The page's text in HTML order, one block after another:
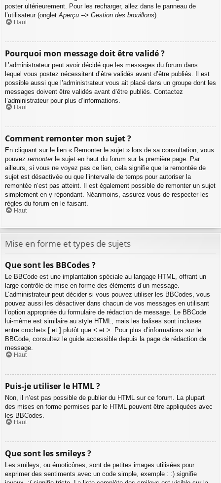
poster ultérieurement. Pour les recharger, allez dans le panneau de
l’utilisateur (ongletAperçu --> Gestion des brouillons).
Haut
Pourquoi mon message doit être validé ?
L’administrateur peut avoir décidé que les messages du forum dans
lequel vous postez nécessitent d’être validés avant d’être publiés. Il est
possible aussi que l’administrateur vous ait placé dans un groupe dont les
messages doivent être validés avant d’être publiés. Contactez
l’administrateur pour plus d’informations.
Haut
Comment remonter mon sujet ?
En cliquant sur le lien « Remonter le sujet » lors de sa consultation, vous
pouvez remonterle sujet en haut du forum sur la première page. Par
ailleurs, si vous ne voyez pas ce lien, cela signifie que la remontée de
sujet est désactivée ou que l’intervalle de temps pour autoriser la
remontée n’est pas atteint. Il est également possible de remonter un sujet
simplement en y répondant. Néanmoins, assurez-vous de respecter les
règles du forum en le faisant.
Haut
Mise en forme et types de sujets
Que sont les BBCodes ?
Le BBCode est une implantation spéciale au langage HTML, offrant un
large contrôle de mise en forme des éléments d’un message.
L’administrateur peut décider si vous pouvez utiliser les BBCodes, vous
pouvez aussi les désactiver dans chacun de vos messages en utilisant
l’option appropriée du formulaire de rédaction de message. Le BBCode
lui-même est similaire au style HTML, mais les balises sont incluses
entre crochets [ et ] plutôt que < et >. Pour plus d’informations sur le
BBCode, consultez le guide accessible depuis la page de rédaction de
message.
Haut
Puis-je utiliser le HTML ?
Non, il n’est pas possible de publier du HTML sur ce forum. La plupart
des mises en forme permises par le HTML peuvent être appliquées avec
les BBCodes.
Haut
Que sont les smileys ?
Les smileys, ou émoticônes, sont de petites images utilisées pour
exprimer des sentiments avec un code simple, exemple : :) signifie